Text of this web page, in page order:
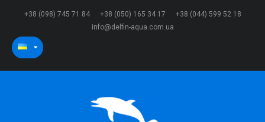
+38 (098) 745 71 84 +38 (050) 165 34 17
+38 (044) 599 52 18
info@delfin-aqua.com.ua